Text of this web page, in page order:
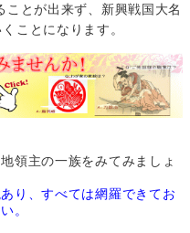
とが出来ず、新興戦国大名
ことになります。
領主の一族をみてみましょ
り、すべては網羅できてお
。